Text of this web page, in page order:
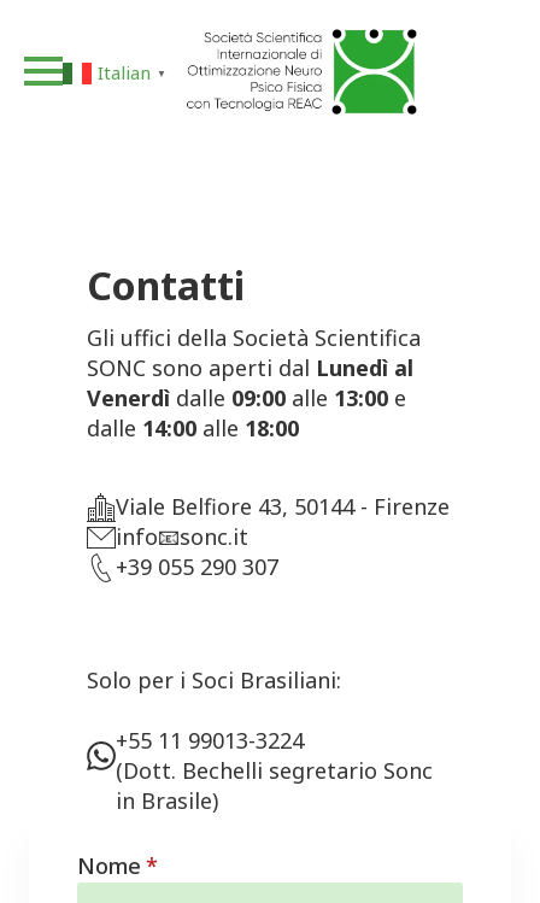
Italian ▼
Contatti
Gli uffici della Società Scientifica
SONC sono aperti dal Lunedì al
Venerdì dalle 09:00 alle 13:00 e
dalle 14:00 alle 18:00
Viale Belfiore 43, 50144 - Firenze
info📧sonc.it
+39 055 290 307
Solo per i Soci Brasiliani:
+55 11 99013-3224
(Dott. Bechelli segretario Sonc
in Brasile)
Nome *